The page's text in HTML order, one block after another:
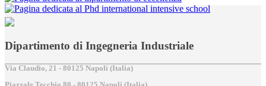
Dipartimento di Ingegneria Industriale
Via Claudio, 21 - 80125 Napoli (Italia)